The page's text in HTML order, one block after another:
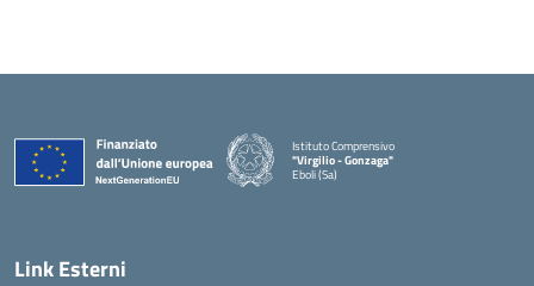
Istituto Comprensivo
"Virgilio - Gonzaga"
Eboli (Sa)
Link Esterni